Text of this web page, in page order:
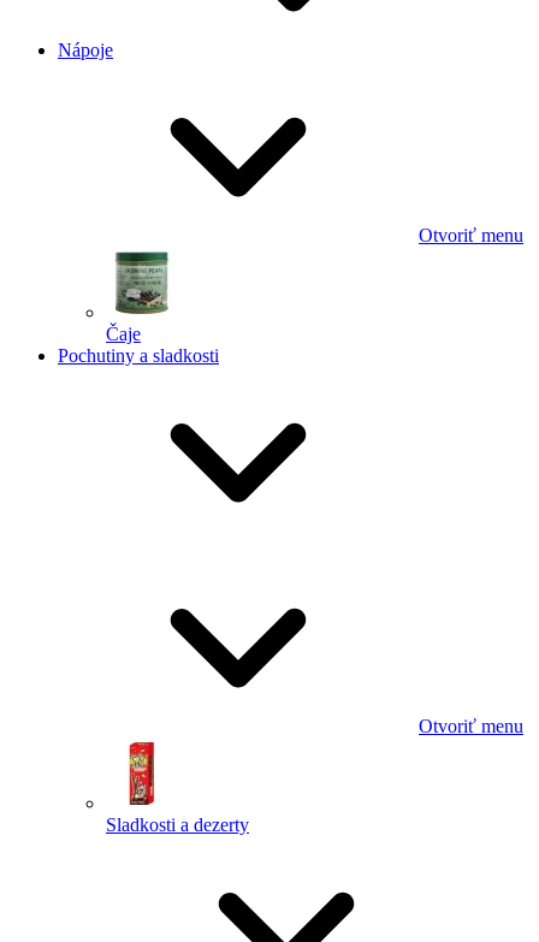
Nápoje
Otvoriť menu
Čaje
Pochutiny a sladkosti
Otvoriť menu
Sladkosti a dezerty